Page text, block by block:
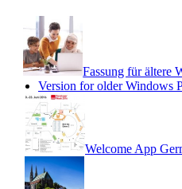
Fassung für ältere
Version for older Windows
Welcome App